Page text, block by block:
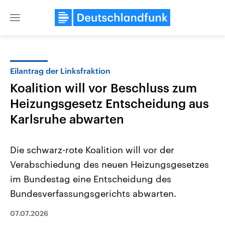
Close
Landtagswahl Sachsen-Anhalt
2026
Alle Informationen
Sachsen-Anhalt wählt am 6.
Landtag. Seit 2021 wird das
USA
Aktuelle Beiträge,
Hintergründe
Wirtschaftlich und
Eilantrag der Linksfraktion
Koalition will vor Beschluss zum
Heizungsgesetz Entscheidung aus
Karlsruhe abwarten
Die schwarz-rote Koalition will vor der
Verabschiedung des neuen Heizungsgesetzes
im Bundestag eine Entscheidung des
Bundesverfassungsgerichts abwarten.
07.07.2026